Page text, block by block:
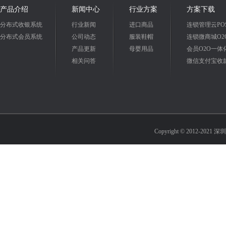
产品介绍
分布式收银系统
分布式会员系统
新闻中心
行业新闻
公司动态
产品更新
相关问答
行业方案
进口商品
服装鞋帽
母婴用品
方案下载
连锁管理云
连锁微商城
会员O2O一体
微信支付宝收
Copyright © 2012-2021 深